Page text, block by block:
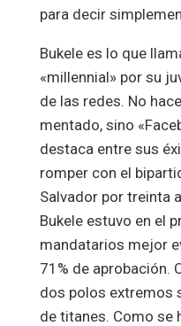
para decir
Bukele es lo que
«millennial» por su
de las redes. No
mentado, sino
destaca entre sus
romper con el
Salvador por treinta
Bukele estuvo en el
mandatarios mejor
71% de aprobación.
dos polos extremos
de titanes. Como se